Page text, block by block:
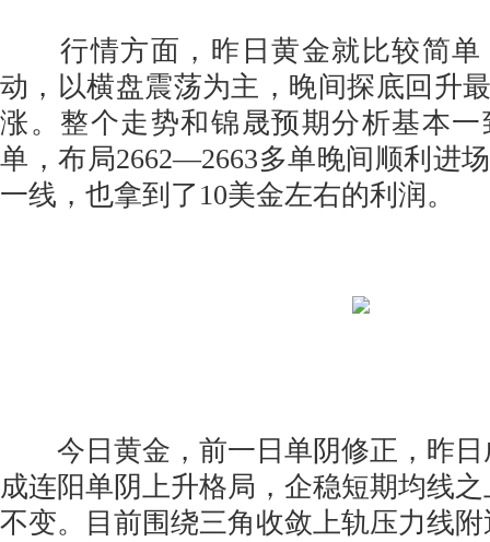
行情方面，昨日黄金就比较简单
动，以横盘震荡为主，晚间探底回升
涨。整个走势和锦晟预期分析基本
单，布局2662—2663多单晚间顺利进
一线，也拿到了10美金左右的利润。
今日黄金，前一日单阴修正，昨日
成连阳单阴上升格局，企稳短期均线
不变。目前围绕三角收敛上轨压力线